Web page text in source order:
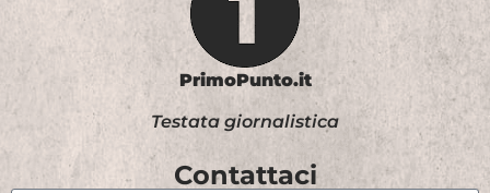
PrimoPunto.it
Testata giornalistica
Contattaci